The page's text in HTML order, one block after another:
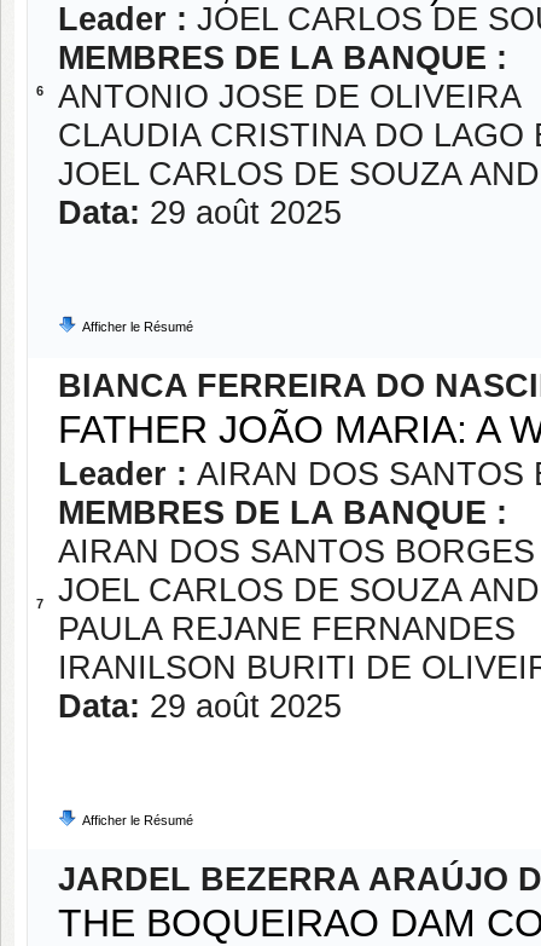
6
Leader : JOEL CARLOS DE
MEMBRES DE LA BANQUE :
ANTONIO JOSE DE OLIVEIRA
CLAUDIA CRISTINA DO LAGO
JOEL CARLOS DE SOUZA
Data: 29 août 2025
Afficher le Résumé
7
BIANCA FERREIRA DO
FATHER JOÃO MARIA: A
Leader : AIRAN DOS SANTOS
MEMBRES DE LA BANQUE :
AIRAN DOS SANTOS
JOEL CARLOS DE SOUZA
PAULA REJANE FERNANDES
IRANILSON BURITI DE
Data: 29 août 2025
Afficher le Résumé
JARDEL BEZERRA ARAÚJO
THE BOQUEIRAO DAM